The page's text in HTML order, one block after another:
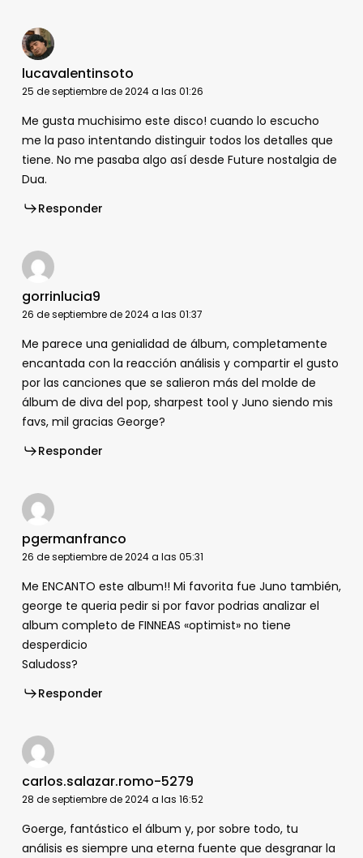
lucavalentinsoto
25 de septiembre de 2024 a las 01:26
Me gusta muchisimo este disco! cuando lo escucho
me la paso intentando distinguir todos los detalles que
tiene. No me pasaba algo así desde Future nostalgia de
Dua.
Responder
gorrinlucia9
26 de septiembre de 2024 a las 01:37
Me parece una genialidad de álbum, completamente
encantada con la reacción análisis y compartir el gusto
por las canciones que se salieron más del molde de
álbum de diva del pop, sharpest tool y Juno siendo mis
favs, mil gracias George?
Responder
pgermanfranco
26 de septiembre de 2024 a las 05:31
Me ENCANTO este album!! Mi favorita fue Juno también,
george te queria pedir si por favor podrias analizar el
album completo de FINNEAS «optimist» no tiene
desperdicio
Saludoss?
Responder
carlos.salazar.romo-5279
28 de septiembre de 2024 a las 16:52
Goerge, fantástico el álbum y, por sobre todo, tu
análisis es siempre una eterna fuente que desgranar la